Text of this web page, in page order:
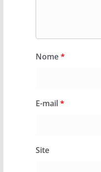
Nome*
E-mail*
Site